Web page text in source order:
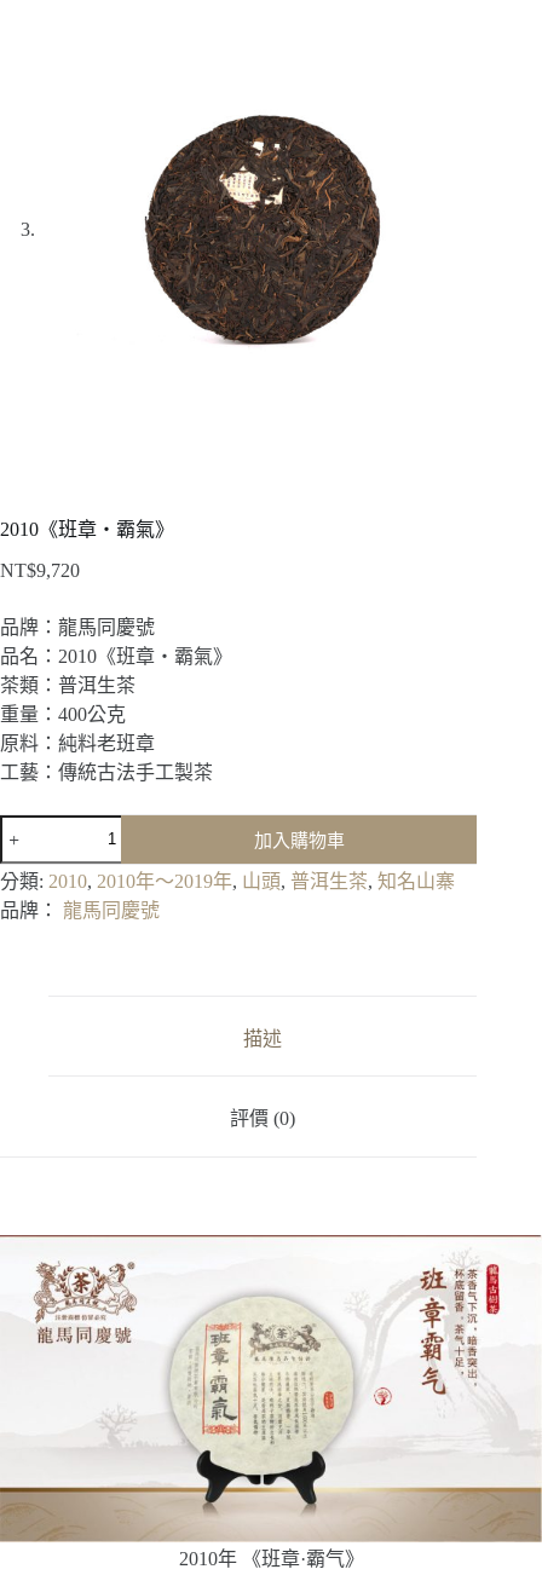
2010《班章‧霸氣》
NT$9,720
品牌：龍馬同慶號
品名：2010《班章‧霸氣》
茶類：普洱生茶
重量：400公克
原料：純料老班章
工藝：傳統古法手工製茶
霸
氣》
加入購物車
分類: 2010, 2010年～2019年, 山頭, 普洱生茶, 知名山寨
品牌： 龍馬同慶號
描述
評價 (0)
2010年 《班章·霸气》